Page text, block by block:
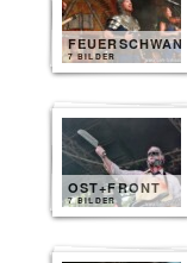
FEUERSCHWANZ
7 BILDER
OST+FRONT
7 BILDER